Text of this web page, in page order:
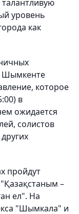
уровень
как
Шымкенте
которое
в
ожидается
солистов
пройдут
–
ел". На
"Шымкала" и